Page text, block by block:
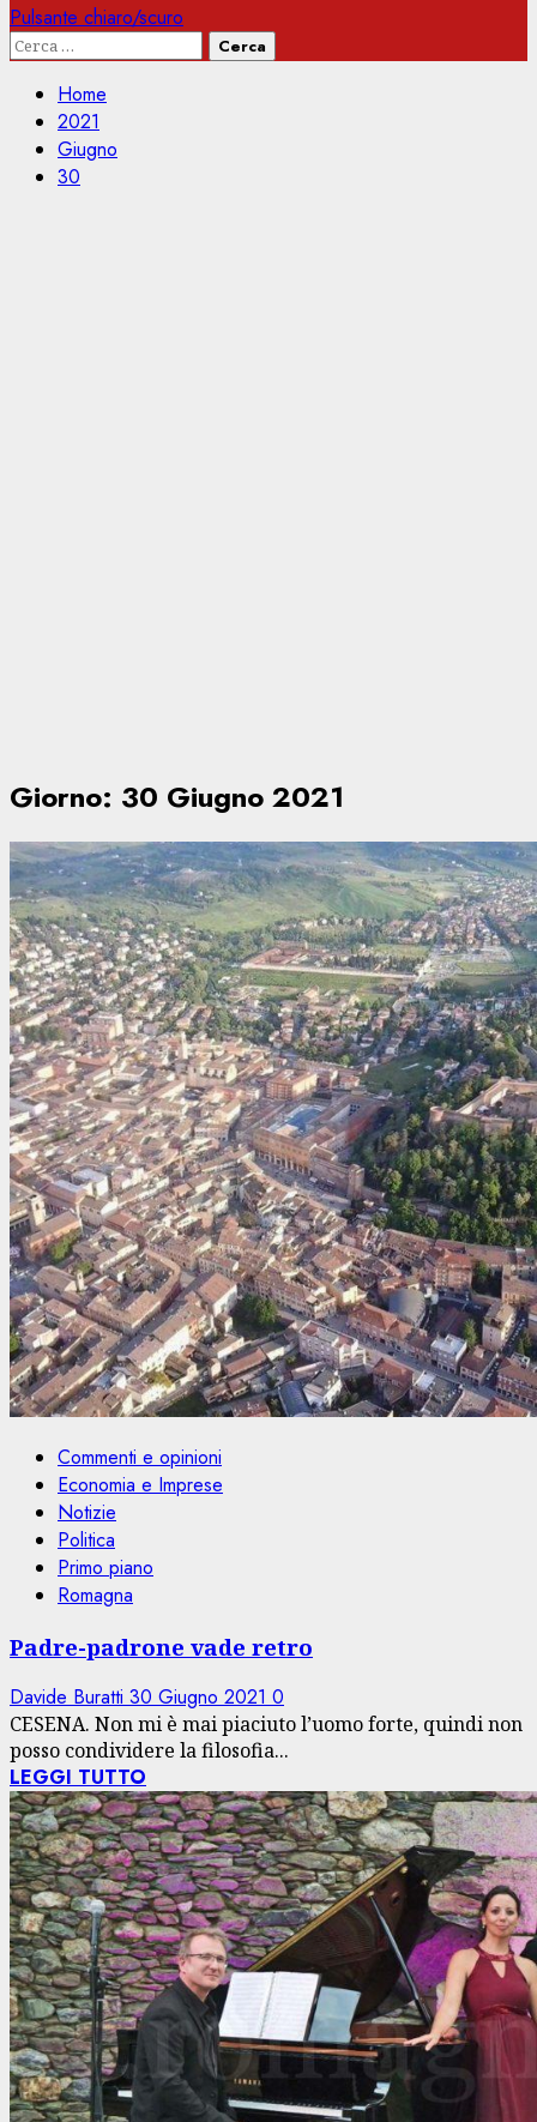
Pulsante chiaro/scuro
Ricerca
Home
2021
Giugno
30
Giorno: 30 Giugno 2021
Commenti e opinioni
Economia e Imprese
Notizie
Politica
Primo piano
Romagna
Padre-padrone vade retro
Davide Buratti 30 Giugno 2021 0
CESENA. Non mi è mai piaciuto l’uomo forte, quindi non
posso condividere la filosofia...
LEGGI TUTTO